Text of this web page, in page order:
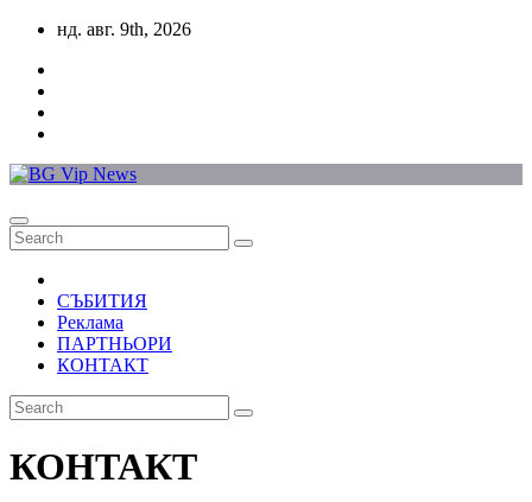
Skip
content
нд. авг. 9th, 2026
СЪБИТИЯ
Реклама
ПАРТНЬОРИ
КОНТАКТ
КОНТАКТ